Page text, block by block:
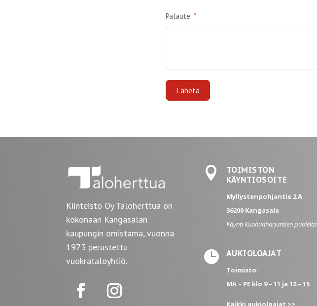
Palaute
Lähetä
Kiinteistö Oy Taloherttua on
kokonaan Kangasalan
kaupungin omistama, vuonna
1973 perustettu
vuokrataloyhtiö.

TOIMISTON
KÄYNTIOSOITE
Myllystenpohjantie 2 A
36200 Kangasala
Käynti Kuohunharjuntien puolelta
 AUKIOLOAJAT
Toimisto:
MA – PEklo 9 – 11 ja 12 – 15
Kaikki aukioloajat >>